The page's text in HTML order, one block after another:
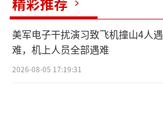
美军电子干扰演习致飞机撞山4人遇
难，机上人员全部遇难
2026-08-05 17:19:31